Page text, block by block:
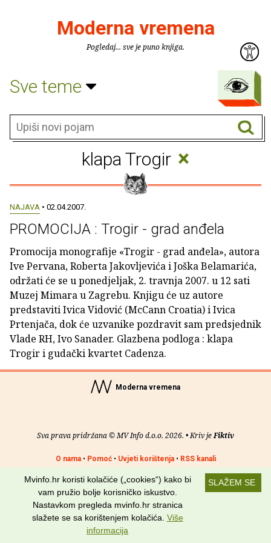
Moderna vremena
Pogledaj... sve je puno knjiga.
Sve teme
klapa Trogir ×
NAJAVA • 02.04.2007.
PROMOCIJA : Trogir - grad anđela
Promocija monografije «Trogir - grad anđela», autora
Ive Pervana, Roberta Jakovljevića i Joška Belamarića,
održati će se u ponedjeljak, 2. travnja 2007. u 12 sati
Muzej Mimara u Zagrebu. Knjigu će uz autore
predstaviti Ivica Vidović (McCann Croatia) i Ivica
Prtenjača, dok će uzvanike pozdravit sam predsjednik
Vlade RH, Ivo Sanader. Glazbena podloga : klapa
Trogir i gudački kvartet Cadenza.
Moderna vremena
Sva prava pridržana © MV Info d.o.o. 2026. • Kriv jeFiktiv
O nama• Pomoć• Uvjeti korištenja• RSS kanali
Potraži nas na: SLAŽEM SE
Mvinfo.hr koristi kolačiće („cookies“) kako bi
vam pružio bolje korisničko iskustvo.
Nastavkom pregleda mvinfo.hr stranica
slažete se sa korištenjem kolačića. Više
informacija